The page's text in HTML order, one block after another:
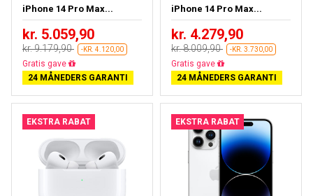
iPhone 14 Pro Max...
kr. 5.059,90
kr. 9.179,90 -KR. 4.120,00
Gratis fragt
24 MÅNEDERS GARANTI
iPhone 14 Pro Max...
kr. 4.279,90
kr. 8.009,90 -KR. 3.730,00
Gratis fragt
24 MÅNEDERS GARANTI
EKSTRA RABAT EKSTRA RABAT